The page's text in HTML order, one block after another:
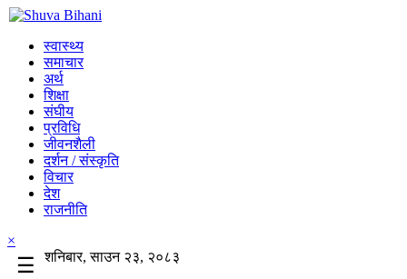
स्वास्थ्य
समाचार
अर्थ
शिक्षा
संघीय
प्रविधि
जीवनशैली
दर्शन / संस्कृति
विचार
देश
राजनीति
×
☰
शनिबार, साउन २३, २०८३